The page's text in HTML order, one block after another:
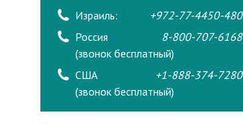
Израиль:
+972-77-4450-480
Россия
(звонок бесплатный)
8-800-707-6168
США
(звонок бесплатный)
+1-888-374-7280